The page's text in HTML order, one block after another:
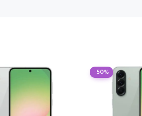
−50%